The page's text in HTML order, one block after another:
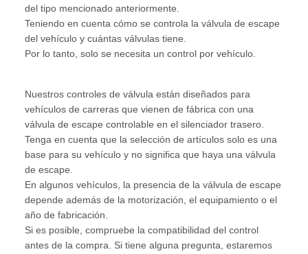
del tipo mencionado anteriormente.
Teniendo en cuenta cómo se controla la válvula de escape
del vehículo y cuántas válvulas tiene.
Por lo tanto, solo se necesita un control por vehículo.
Nuestros controles de válvula están diseñados para
vehículos de carreras que vienen de fábrica con una
válvula de escape controlable en el silenciador trasero.
Tenga en cuenta que la selección de artículos solo es una
base para su vehículo y no significa que haya una válvula
de escape.
En algunos vehículos, la presencia de la válvula de escape
depende además de la motorización, el equipamiento o el
año de fabricación.
Si es posible, compruebe la compatibilidad del control
antes de la compra. Si tiene alguna pregunta, estaremos